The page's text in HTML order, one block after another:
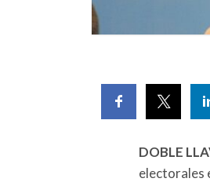
DOBLE
electorales